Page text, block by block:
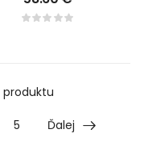
produktu
5 Ďalej